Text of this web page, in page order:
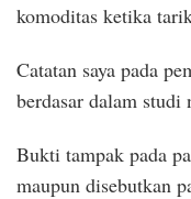
komoditas ketika
Catatan saya pada
berdasar dalam studi
Bukti tampak pada
maupun disebutkan